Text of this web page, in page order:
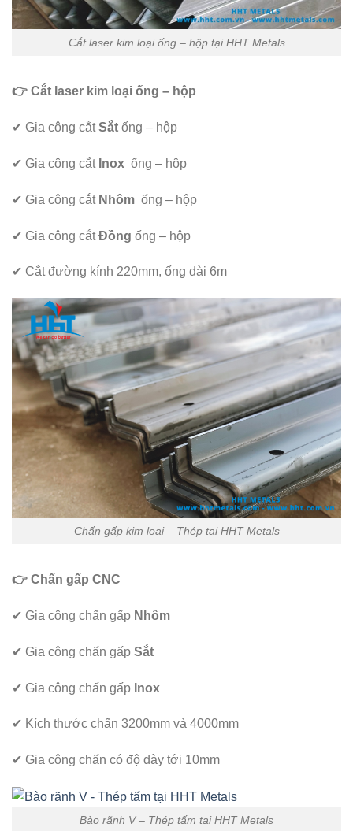
Cắt laser kim loại ống – hộp tại HHT Metals
👉 Cắt laser kim loại ống – hộp
✔ Gia công cắtSắt ống – hộp
✔ Gia công cắt Inox ống – hộp
✔ Gia công cắt Nhôm ống – hộp
✔ Gia công cắtĐồng ống – hộp
✔ Cắt đường kính 220mm, ống dài 6m
Chấn gấp kim loại – Thép tại HHT Metals
👉 Chấn gấp CNC
✔ Gia công chấn gấp Nhôm
✔ Gia công chấn gấp Sắt
✔ Gia công chấn gấp Inox
✔ Kích thước chấn 3200mm và 4000mm
✔ Gia công chấn có độ dày tới 10mm
Bào rãnh V – Thép tấm tại HHT Metals